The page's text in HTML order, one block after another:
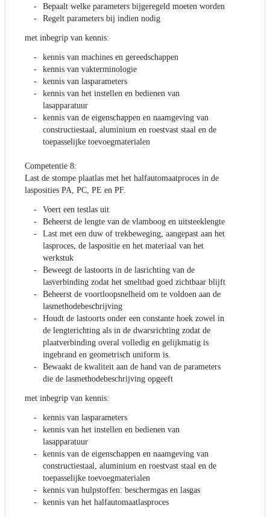
Bepaalt welke parameters bijgeregeld moeten worden
Regelt parameters bij indien nodig
met inbegrip van kennis:
kennis van machines en gereedschappen
kennis van vakterminologie
kennis van lasparameters
kennis van het instellen en bedienen van
lasapparatuur
kennis van de eigenschappen en naamgeving van
constructiestaal, aluminium en roestvast staal en de
toepasselijke toevoegmaterialen
Competentie 8:
Last de stompe plaatlas met het halfautomaatproces in de
lasposities PA, PC, PE en PF.
Voert een testlas uit
Beheerst de lengte van de vlamboog en uitsteeklengte
Last met een duw of trekbeweging, aangepast aan het
lasproces, de laspositie en het materiaal van het
werkstuk
Beweegt de lastoorts in de lasrichting van de
lasverbinding zodat het smeltbad goed zichtbaar blijft
Beheerst de voortloopsnelheid om te voldoen aan de
lasmethodebeschrijving
Houdt de lastoorts onder een constante hoek zowel in
de lengterichting als in de dwarsrichting zodat de
plaatverbinding overal volledig en gelijkmatig is
ingebrand en geometrisch uniform is.
Bewaakt de kwaliteit aan de hand van de parameters
die de lasmethodebeschrijving opgeeft
met inbegrip van kennis:
kennis van lasparameters
kennis van het instellen en bedienen van
lasapparatuur
kennis van de eigenschappen en naamgeving van
constructiestaal, aluminium en roestvast staal en de
toepasselijke toevoegmaterialen
kennis van hulpstoffen: beschermgas en lasgas
kennis van het halfautomaatlasproces